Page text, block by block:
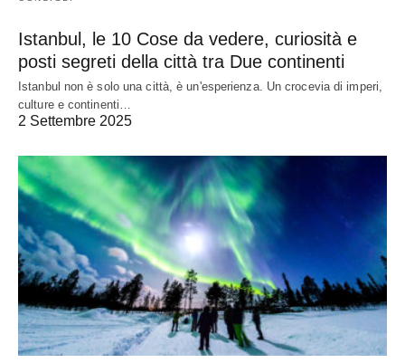
Istanbul, le 10 Cose da vedere, curiosità e
posti segreti della città tra Due continenti
Istanbul non è solo una città, è un'esperienza. Un crocevia di imperi,
culture e continenti…
2 Settembre 2025